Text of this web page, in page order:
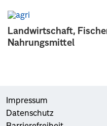
Landwirtschaft,
Nahrungsmittel
Impressum
Datenschutz